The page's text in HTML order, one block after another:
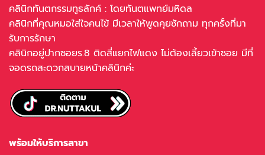
คลินิกทันตกรรมทูธลักค์ : โดยทันตแพทย์มหิดล
คลินิกที่คุณหมอใส่ใจคนไข้ มีเวลาให้พูดคุยซักถาม ทุกครั้งที่มา
รับการรักษา
คลินิกอยู่ปากซอยร.8 ติดสี่แยกไฟแดง ไม่ต้องเลี้ยวเข้าซอย มีที่
จอดรถสะดวกสบายหน้าคลินิกค่ะ
พร้อมให้บริการสาขา